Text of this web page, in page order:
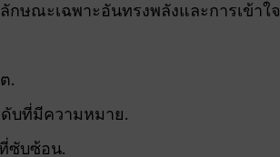
กษณะเฉพาะอันทรงพลังและการเข้าใจ
.
ดับที่มีความหมาย.
ซับซ้อน.